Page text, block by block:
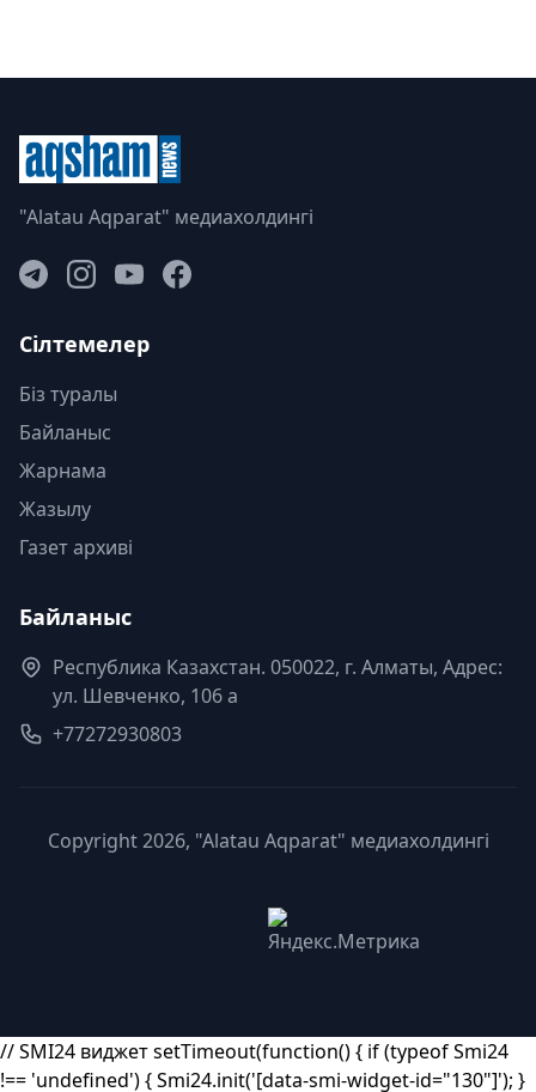
"Alatau Aqparat" медиахолдингі
Сілтемелер
Біз туралы
Байланыс
Жарнама
Жазылу
Газет архиві
Байланыс
Республика Казахстан. 050022, г. Алматы, Адрес:
ул. Шевченко, 106 а
+77272930803
Copyright 2026, "Alatau Aqparat" медиахолдингі
// SMI24 виджет setTimeout(function() { if (typeof Smi24
!== 'undefined') { Smi24.init('[data-smi-widget-id="130"]'); }